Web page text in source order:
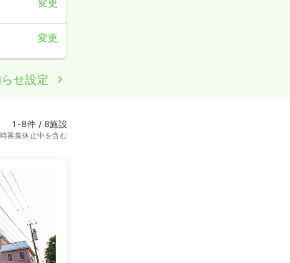
変更
変更
せ設定
1-8件 / 8施設
募集休止中を含む